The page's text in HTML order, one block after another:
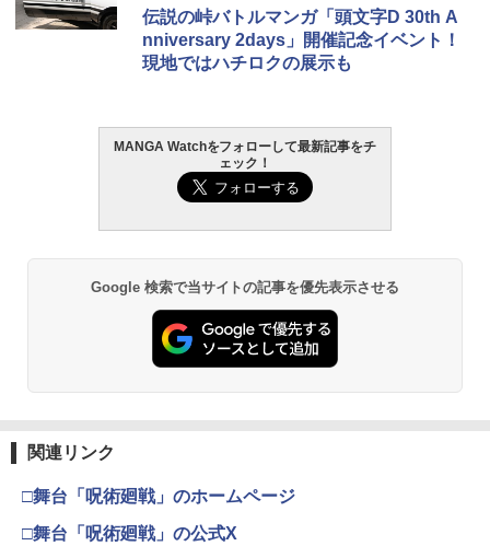
キングダム 80 【電子書籍】[ 原泰久 ]
ちいかわ なんか小さくてかわいいやつ
￥1,375
時間停止勇者（22） 【電子書籍】[ 光永
【中古】 怪獣自衛隊 1-22巻 セット 井上
淳哉 [レンタル落ち] [コミック] [漫画]
犬飼くんのシッポー恋するMOON DOG
スピンオフー 3 （花とゆめコミックスス
￥770
1日2回 7 （マーガレットコミックス） [
しゅごキャラ！ ジュエルジョーカー
こま ]
2
【特典】GIANNA Plus #11 cover 池崎
理人＆木村柾哉(片観音ピンナップ)
￥1,980
【特典】GIANNA HOMMES ISSUE05 c
over 本田響矢(B4サイズ両面フォトカー
ド)
【楽天ブックス限定特典】佐野勇斗写真
集「Here, Now!」(限定カバー) [ 佐野勇
斗 ]
1st写真集 げんじつとうひ(トレーディン
にくす ]
￥379
COMIC快楽天 2026年 09月号 [雑誌]
週刊少年マガジン 2026年36・37号[202
6年8月5日発売] [雑誌]
￥400
￥400
￥2,580
￥770
ス)
メイドインアビス (１５) (バンブーコミ
￥3,630
￥1,650
￥572
攻殻機動隊 (2) KCデラックス
￥2,640
髙野真央1st写真集 まおのこと、
￥3,630
溝端葵 1st写真集 「あおいままで。」
￥3,630
伝説の峠バトルマンガ「頭文字D 30th A
nniversary 2days」開催記念イベント！
現地ではハチロクの展示も
MANGA Watchをフォローして最新記事をチ
ェック！
Google 検索で当サイトの記事を優先表示させる
関連リンク
□舞台「呪術廻戦」のホームページ
□舞台「呪術廻戦」の公式X